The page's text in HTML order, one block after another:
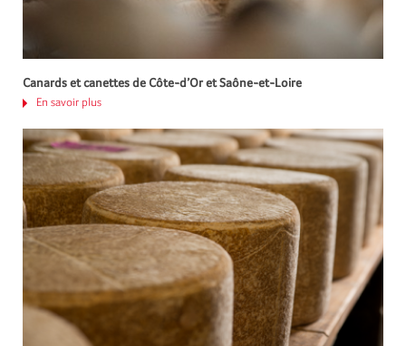
Canards et canettes de Côte-d’Or et Saône-et-Loire
En savoir plus